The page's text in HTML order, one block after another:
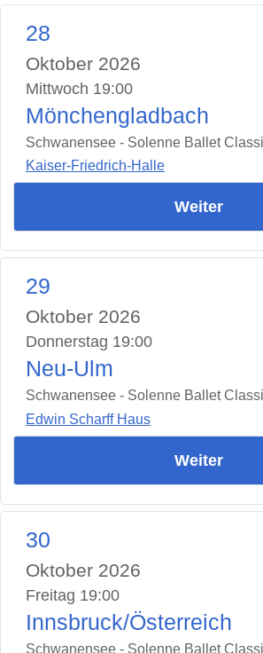
28
Oktober 2026
Mittwoch 19:00
Mönchengladbach
Schwanensee - Solenne Ballet
Kaiser-Friedrich-Halle
Weiter
29
Oktober 2026
Donnerstag 19:00
Neu-Ulm
Schwanensee - Solenne Ballet
Edwin Scharff Haus
Weiter
30
Oktober 2026
Freitag 19:00
Innsbruck/Österreich
Schwanensee - Solenne Ballet